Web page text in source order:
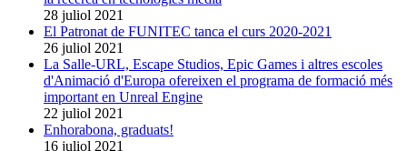
28 juliol 2021
El Patronat de FUNITEC tanca el curs 2020-2021
26 juliol 2021
La Salle-URL, Escape Studios, Epic Games i altres escoles
d'Animació d'Europa ofereixen el programa de formació més
important en Unreal Engine
22 juliol 2021
Enhorabona, graduats!
16 juliol 2021